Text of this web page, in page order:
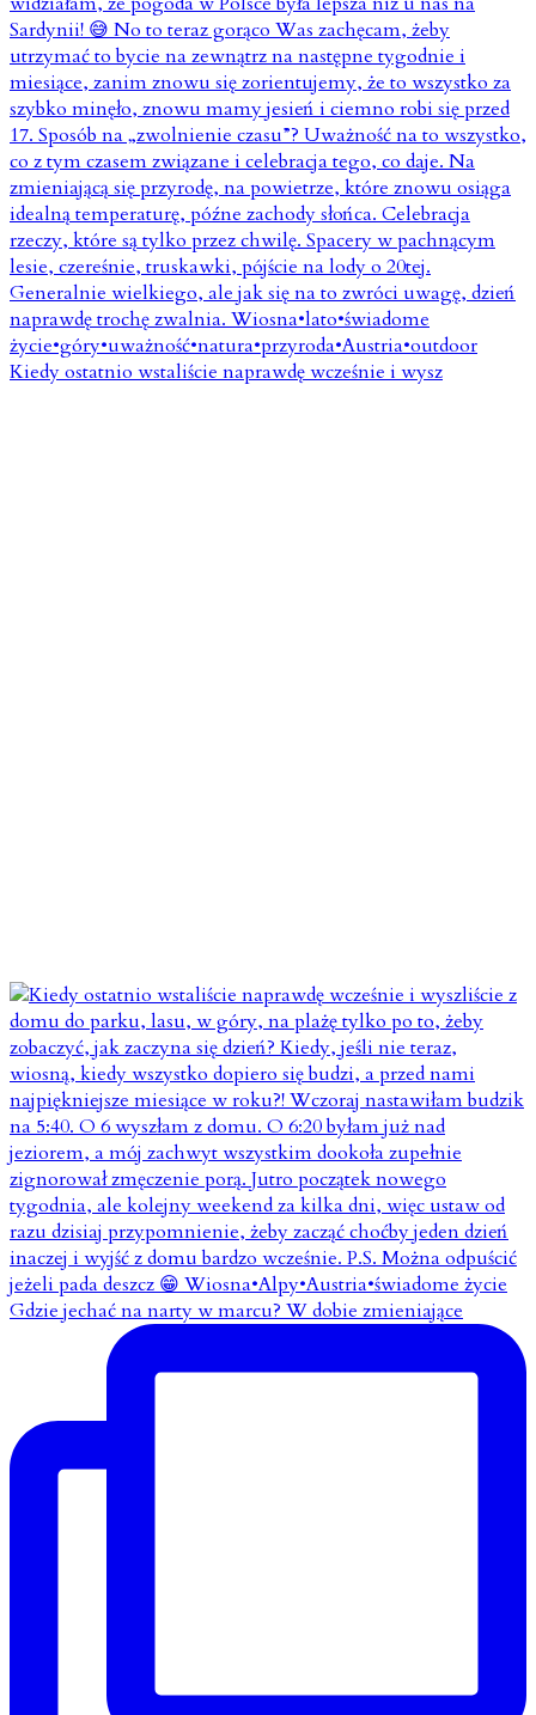
Kiedy ostatnio wstaliście naprawdę wcześnie i wysz
Gdzie jechać na narty w marcu? W dobie zmieniające